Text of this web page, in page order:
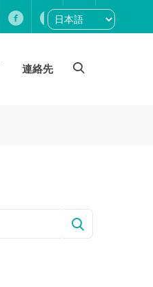
連絡先